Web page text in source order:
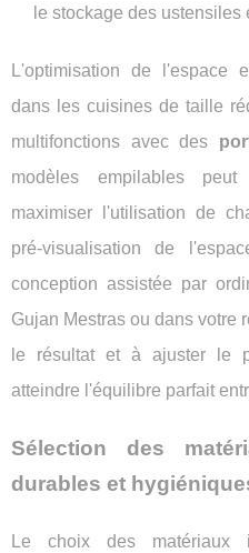
le stockage des ustensiles
L'optimisation de l'espace
dans les cuisines de taille
multifonctions avec des
modèles empilables
maximiser l'utilisation de
pré-visualisation de
conception assistée par
Gujan Mestras ou dans votre
le résultat et à ajuster le
atteindre l'équilibre parfait
Sélection des
durables et
Le choix des matériaux